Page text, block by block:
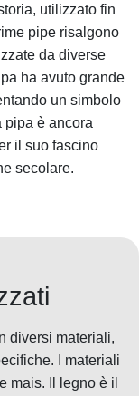
utilizzato fin
pipe risalgono
da diverse
ha avuto grande
un simbolo
pipa è ancora
il suo fascino
secolare.
diversi materiali,
I materiali
mais. Il legno è il